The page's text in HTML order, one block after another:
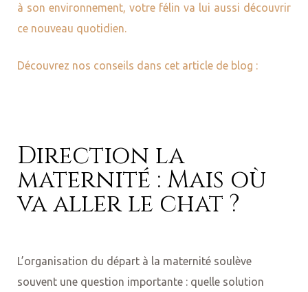
à son environnement, votre félin va lui aussi découvrir
ce nouveau quotidien.
Découvrez nos conseils dans cet article de blog :
Direction la
maternité : Mais où
va aller le chat ?
L’organisation du départ à la maternité soulève
souvent une question importante : quelle solution